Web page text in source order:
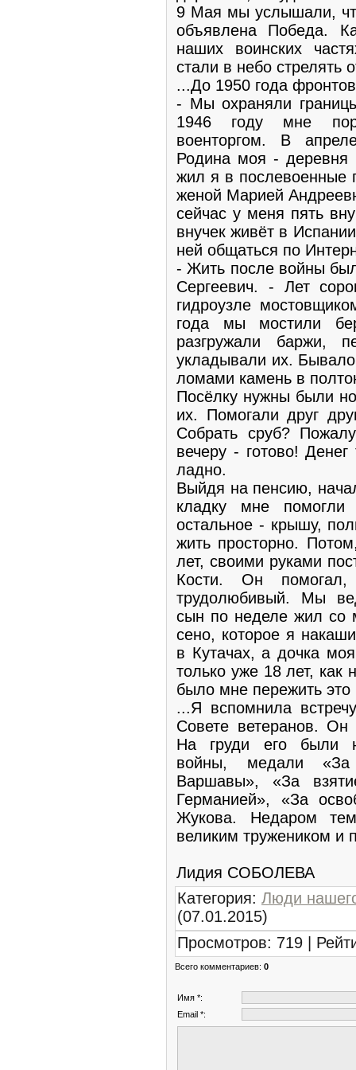
9 Мая мы услышали,
объявлена Победа.
наших воинских
стали в небо стрелять
...До 1950 года
- Мы охраняли
1946 году мне
военторгом. В
Родина моя - деревня
жил я в послевоенные
женой Марией
сейчас у меня пять
внучек живёт в
ней общаться по
- Жить после войны
Сергеевич. - Лет
гидроузле
года мы мостили
разгружали баржи,
укладывали их.
ломами камень в
Посёлку нужны были
их. Помогали друг
Собрать сруб?
вечеру - готово!
ладно.
Выйдя на пенсию,
кладку мне помогли
остальное - крышу,
жить просторно.
лет, своими руками
Кости. Он
трудолюбивый. Мы
сын по неделе жил со
сено, которое я
в Кутачах, а дочка
только уже 18 лет,
было мне пережить это
...Я вспомнила
Совете ветеранов.
На груди его были
войны, медали «За
Варшавы», «За
Германией», «За
Жукова. Недаром
великим тружеником и
Лидия СОБОЛЕВА
Категория: Люди
(07.01.2015)
Просмотров: 719 |
Всего комментариев: 0
Имя *:
Email *: